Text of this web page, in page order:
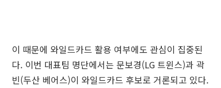
이 때문에 와일드카드 활용 여부에도 관심이 집중된
다. 이번 대표팀 명단에서는 문보경(LG 트윈스)과 곽
빈(두산 베어스)이 와일드카드 후보로 거론되고 있다.